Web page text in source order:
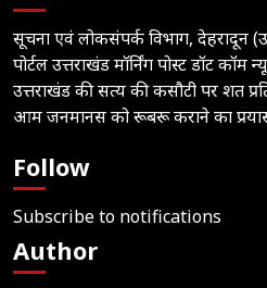
सूचना एवं लोकसंपर्क विभाग, देहरादून
पोर्टल उत्तराखंड मॉर्निंग पोस्ट डॉट
उत्तराखंड की सत्य की कसौटी पर शत
आम जनमानस को रूबरू कराने का
Follow
Subscribe to notifications
Author